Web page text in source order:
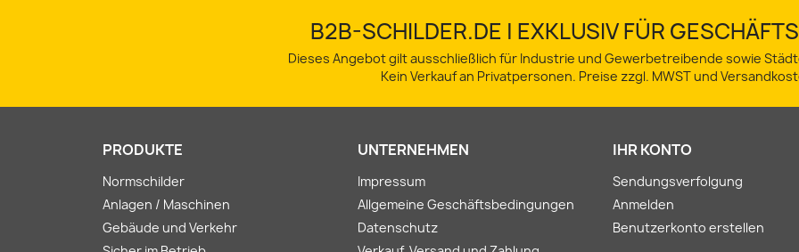
B2B-SCHILDER.DE | EXKLUSIV FÜR
Dieses Angebot gilt ausschließlich für Industrie und Gewerbetreibende sowie
Kein Verkauf an Privatpersonen. Preise zzgl. MWST und
PRODUKTE
Normschilder
Anlagen / Maschinen
Gebäude und Verkehr
UNTERNEHMEN
Impressum
Allgemeine Geschäftsbedingungen
Datenschutz
IHR KONTO
Sendungsverfolgung
Anmelden
Benutzerkonto erstellen